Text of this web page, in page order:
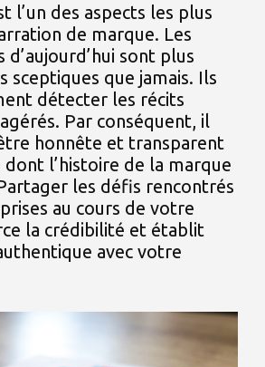
l’un des aspects les plus
de marque. Les
sont plus
sceptiques que jamais. Ils
détecter les récits
Par conséquent, il
honnête et transparent
dont l’histoire de la marque
les défis rencontrés
au cours de votre
la crédibilité et établit
avec votre